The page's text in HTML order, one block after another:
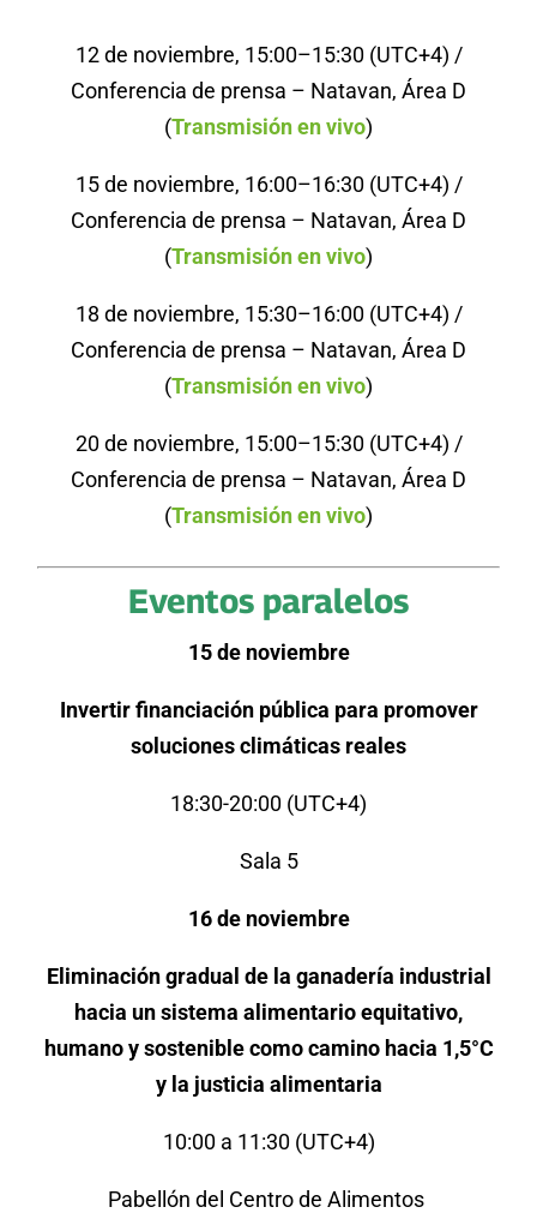
12 de noviembre, 15:00–15:30 (UTC+4) /
Conferencia de prensa – Natavan, Área D
(Transmisión en vivo)
15 de noviembre, 16:00–16:30 (UTC+4) /
Conferencia de prensa – Natavan, Área D
(Transmisión en vivo)
18 de noviembre, 15:30–16:00 (UTC+4) /
Conferencia de prensa – Natavan, Área D
(Transmisión en vivo)
20 de noviembre, 15:00–15:30 (UTC+4) /
Conferencia de prensa – Natavan, Área D
(Transmisión en vivo)
Eventos paralelos
15 de noviembre
Invertir financiación pública para promover
soluciones climáticas reales
18:30-20:00 (UTC+4)
Sala 5
16 de noviembre
Eliminación gradual de la ganadería industrial
hacia un sistema alimentario equitativo,
humano y sostenible como camino hacia 1,5°C
y la justicia alimentaria
10:00 a 11:30 (UTC+4)
Pabellón del Centro de Alimentos